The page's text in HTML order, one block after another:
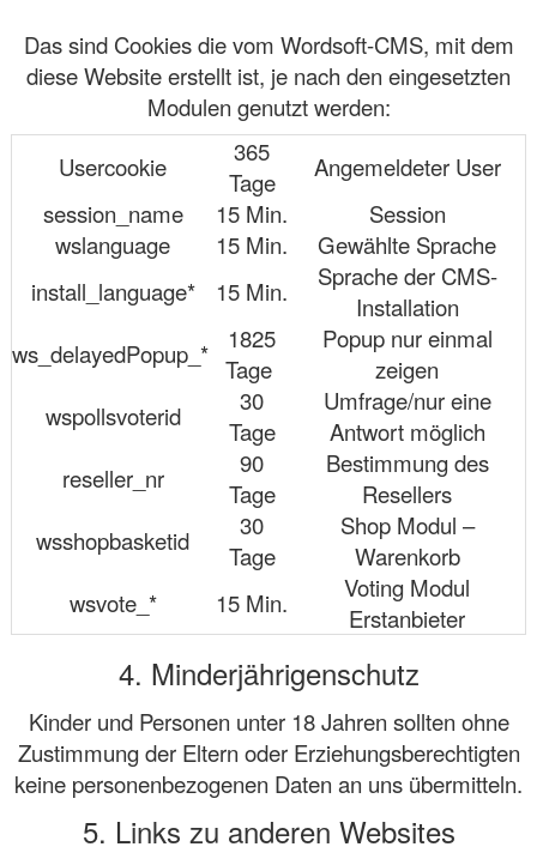
Das sind Cookies die vom Wordsoft-CMS, mit dem
diese Website erstellt ist, je nach den eingesetzten
Modulen genutzt werden:
Usercookie
365
Tage
Angemeldeter User
session_name
15 Min.
Session
wslanguage
15 Min.
Gewählte Sprache
install_language*
15 Min.
Sprache der CMS-
Installation
ws_delayedPopup_*
1825
Tage
Popup nur einmal
zeigen
wspollsvoterid
30
Tage
Umfrage/nur eine
Antwort möglich
reseller_nr
90
Tage
Bestimmung des
Resellers
wsshopbasketid
30
Tage
Shop Modul –
Warenkorb
wsvote_*
15 Min.
Voting Modul
Erstanbieter
4. Minderjährigenschutz
Kinder und Personen unter 18 Jahren sollten ohne
Zustimmung der Eltern oder Erziehungsberechtigten
keine personenbezogenen Daten an uns übermitteln.
5. Links zu anderen Websites